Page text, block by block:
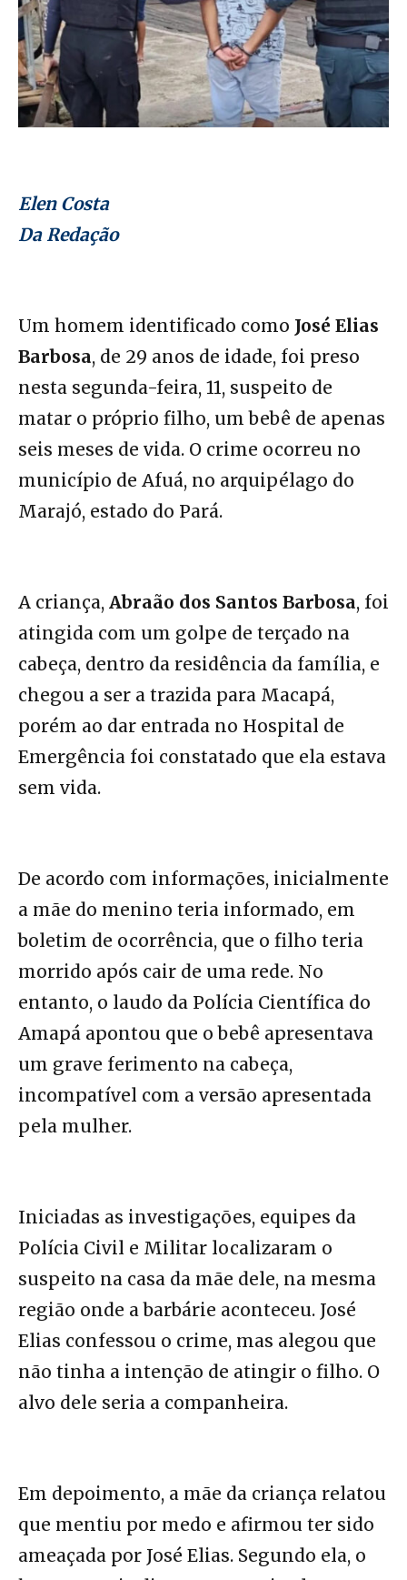
Elen Costa
Da Redação
Um homem identificado como José Elias
Barbosa, de 29 anos de idade, foi preso
nesta segunda-feira, 11, suspeito de
matar o próprio filho, um bebê de apenas
seis meses de vida. O crime ocorreu no
município de Afuá, no arquipélago do
Marajó, estado do Pará.
A criança, Abraão dos Santos Barbosa, foi
atingida com um golpe de terçado na
cabeça, dentro da residência da família, e
chegou a ser a trazida para Macapá,
porém ao dar entrada no Hospital de
Emergência foi constatado que ela estava
sem vida.
De acordo com informações, inicialmente
a mãe do menino teria informado, em
boletim de ocorrência, que o filho teria
morrido após cair de uma rede. No
entanto, o laudo da Polícia Científica do
Amapá apontou que o bebê apresentava
um grave ferimento na cabeça,
incompatível com a versão apresentada
pela mulher.
Iniciadas as investigações, equipes da
Polícia Civil e Militar localizaram o
suspeito na casa da mãe dele, na mesma
região onde a barbárie aconteceu. José
Elias confessou o crime, mas alegou que
não tinha a intenção de atingir o filho. O
alvo dele seria a companheira.
Em depoimento, a mãe da criança relatou
que mentiu por medo e afirmou ter sido
ameaçada por José Elias. Segundo ela, o